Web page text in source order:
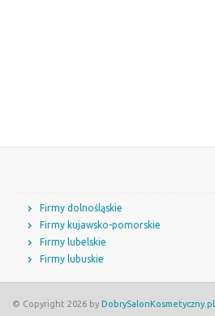
Firmy dolnośląskie
Firmy kujawsko-pomorskie
Firmy lubelskie
Firmy lubuskie
© Copyright 2026 by DobrySalonKosmetyczny.pl